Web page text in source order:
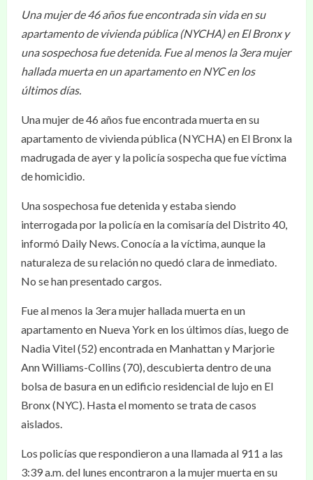
Una mujer de 46 años fue encontrada sin vida en su
apartamento de vivienda pública (NYCHA) en El Bronx y
una sospechosa fue detenida. Fue al menos la 3era mujer
hallada muerta en un apartamento en NYC en los
últimos días.
Una mujer de 46 años fue encontrada muerta en su
apartamento de vivienda pública (NYCHA) en El Bronx la
madrugada de ayer y la policía sospecha que fue víctima
de homicidio.
Una sospechosa fue detenida y estaba siendo
interrogada por la policía en la comisaría del Distrito 40,
informó Daily News. Conocía a la víctima, aunque la
naturaleza de su relación no quedó clara de inmediato.
No se han presentado cargos.
Fue al menos la 3era mujer hallada muerta en un
apartamento en Nueva York en los últimos días, luego de
Nadia Vitel (52) encontrada en Manhattan y Marjorie
Ann Williams-Collins (70), descubierta dentro de una
bolsa de basura en un edificio residencial de lujo en El
Bronx (NYC). Hasta el momento se trata de casos
aislados.
Los policías que respondieron a una llamada al 911 a las
3:39 a.m. del lunes encontraron a la mujer muerta en su